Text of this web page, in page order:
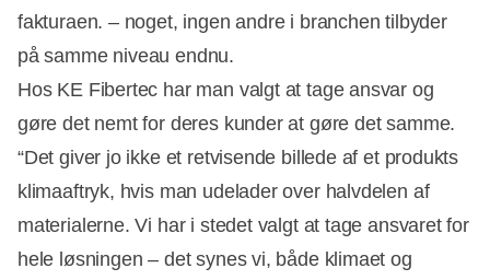
fakturaen. – noget, ingen andre i branchen tilbyder
på samme niveau endnu.
Hos KE Fibertec har man valgt at tage ansvar og
gøre det nemt for deres kunder at gøre det samme.
“Det giver jo ikke et retvisende billede af et produkts
klimaaftryk, hvis man udelader over halvdelen af
materialerne. Vi har i stedet valgt at tage ansvaret for
hele løsningen – det synes vi, både klimaet og